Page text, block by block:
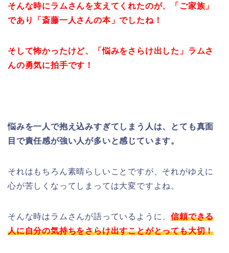
そんな時にラムさんを支えてくれたのが、「ご家族」
であり「斎藤一人さんの本」でしたね！
そして怖かったけど、「悩みをさらけ出した」ラムさ
んの勇気に拍手です！
悩みを一人で抱え込みすぎてしまう人は、とても真面
目で責任感が強い人が多いと感じています。
それはもちろん素晴らしいことですが、それがゆえに
心が苦しくなってしまっては大変ですよね。
そんな時はラムさんが語っているように、信頼できる
人に自分の気持ちをさらけ出すことがとっても大切！